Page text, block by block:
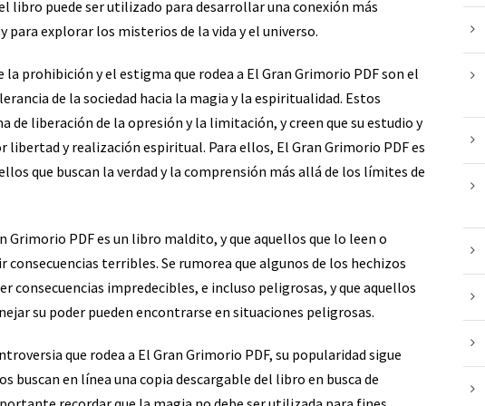
libro puede ser utilizado para desarrollar una conexión más
explorar los misterios de la vida y el universo.
prohibición y el estigma que rodea a El Gran Grimorio PDF son el
de la sociedad hacia la magia y la espiritualidad. Estos
de liberación de la opresión y la limitación, y creen que su estudio y
libertad y realización espiritual. Para ellos, El Gran Grimorio PDF es
que buscan la verdad y la comprensión más allá de los límites de
Grimorio PDF es un libro maldito, y que aquellos que lo leen o
terribles. Se rumorea que algunos de los hechizos
consecuencias impredecibles, e incluso peligrosas, y que aquellos
su poder pueden encontrarse en situaciones peligrosas.
que rodea a El Gran Grimorio PDF, su popularidad sigue
buscan en línea una copia descargable del libro en busca de